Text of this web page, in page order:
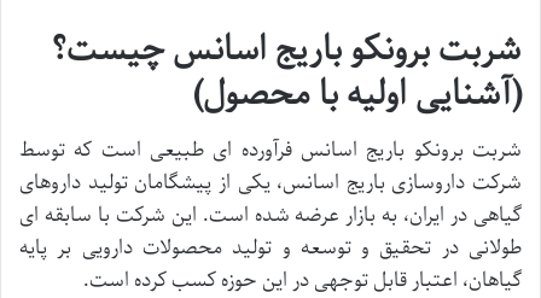
شربت برونکو باریج اسانس چیست؟
(آشنایی اولیه با محصول)
شربت برونکو باریج اسانس فرآورده ای طبیعی است که توسط
شرکت داروسازی باریج اسانس، یکی از پیشگامان تولید داروهای
گیاهی در ایران، به بازار عرضه شده است. این شرکت با سابقه ای
طولانی در تحقیق و توسعه و تولید محصولات دارویی بر پایه
گیاهان، اعتبار قابل توجهی در این حوزه کسب کرده است.